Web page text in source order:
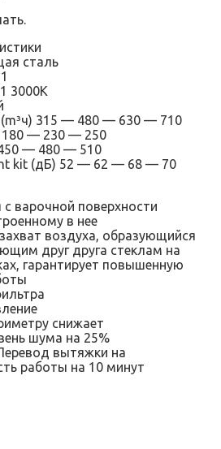
сталь
3000K
315 — 480 — 630 — 710
— 230 — 250
— 480 — 510
kit (дБ) 52 — 62 — 68 — 70
варочной поверхности
в нее
воздуха, образующийся
друг друга стеклам на
гарантирует повышенную
снижает
шума на 25%
вытяжки на
работы на 10 минут